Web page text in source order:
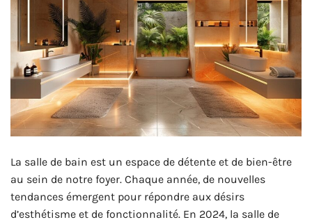
La salle de bain est un espace de détente et de bien-être
au sein de notre foyer. Chaque année, de nouvelles
tendances émergent pour répondre aux désirs
d’esthétisme et de fonctionnalité. En 2024, la salle de